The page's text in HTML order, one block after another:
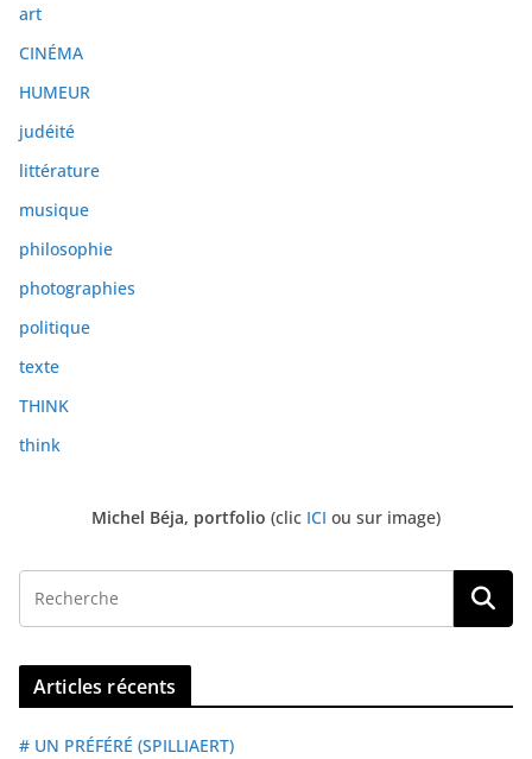
v
e
s
art
CINÉMA
HUMEUR
judéité
littérature
musique
philosophie
photographies
politique
texte
THINK
think
Michel Béja, portfolio (clic ICI ou sur image)
Articles récents
# UN PRÉFÉRÉ (SPILLIAERT)